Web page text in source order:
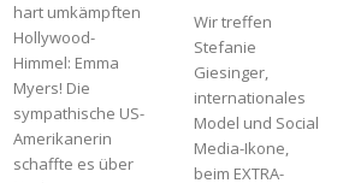
hart umkämpften
Hollywood-
Himmel: Emma
Myers! Die
sympathische US-
Amerikanerin
schaffte es über
Wir treffen
Stefanie
Giesinger,
internationales
Model und Social
Media-Ikone,
beim EXTRA-